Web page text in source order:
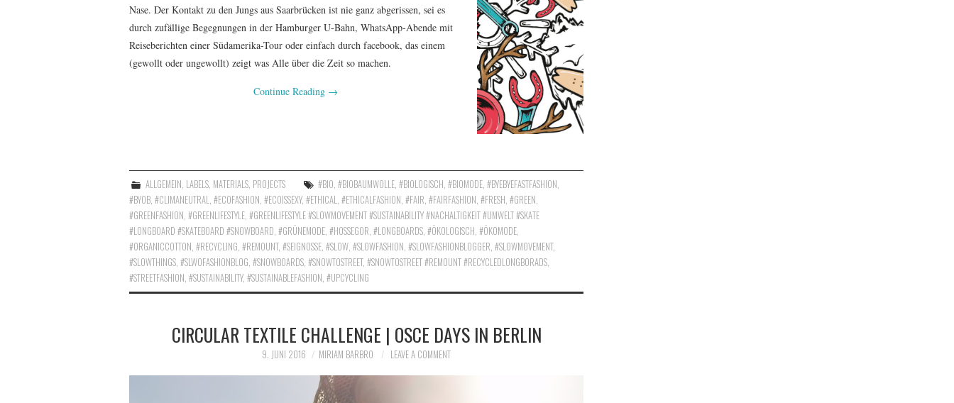
Nase. Der Kontakt zu den Jungs aus Saarbrücken ist nie ganz abgerissen, sei es
durch zufällige Begegnungen in der Hamburger U-Bahn, WhatsApp-Abende mit
Reiseberichten einer Südamerika-Tour oder einfach durch facebook, das einem
(gewollt oder ungewollt) zeigt was Alle über die Zeit so machen.
Continue Reading →
ALLGEMEIN, LABELS, MATERIALS, PROJECTS #BIO,#BIOBAUMWOLLE,#BIOLOGISCH,#BIOMODE,#BYEBYEFASTFASHION,
#BYOB, #CLIMANEUTRAL, #ECOFASHION, #ECOISSEXY, #ETHICAL, #ETHICALFASHION, #FAIR, #FAIRFASHION, #FRESH, #GREEN,
#GREENFASHION, #GREENLIFESTYLE, #GREENLIFESTYLE #SLOWMOVEMENT #SUSTAINABILITY #NACHALTIGKEIT #UMWELT #SKATE
#LONGBOARD #SKATEBOARD #SNOWBOARD, #GRÜNEMODE, #HOSSEGOR, #LONGBOARDS, #ÖKOLOGISCH, #ÖKOMODE,
#ORGANICCOTTON, #RECYCLING, #REMOUNT, #SEIGNOSSE, #SLOW, #SLOWFASHION, #SLOWFASHIONBLOGGER, #SLOWMOVEMENT,
#SLOWTHINGS, #SLWOFASHIONBLOG, #SNOWBOARDS, #SNOWTOSTREET, #SNOWTOSTREET #REMOUNT #RECYCLEDLONGBORADS,
#STREETFASHION, #SUSTAINABILITY, #SUSTAINABLEFASHION, #UPCYCLING
CIRCULAR TEXTILE CHALLENGE | OSCE DAYS IN BERLIN
9. JUNI 2016 MIRIAM BARBRO LEAVE A COMMENT